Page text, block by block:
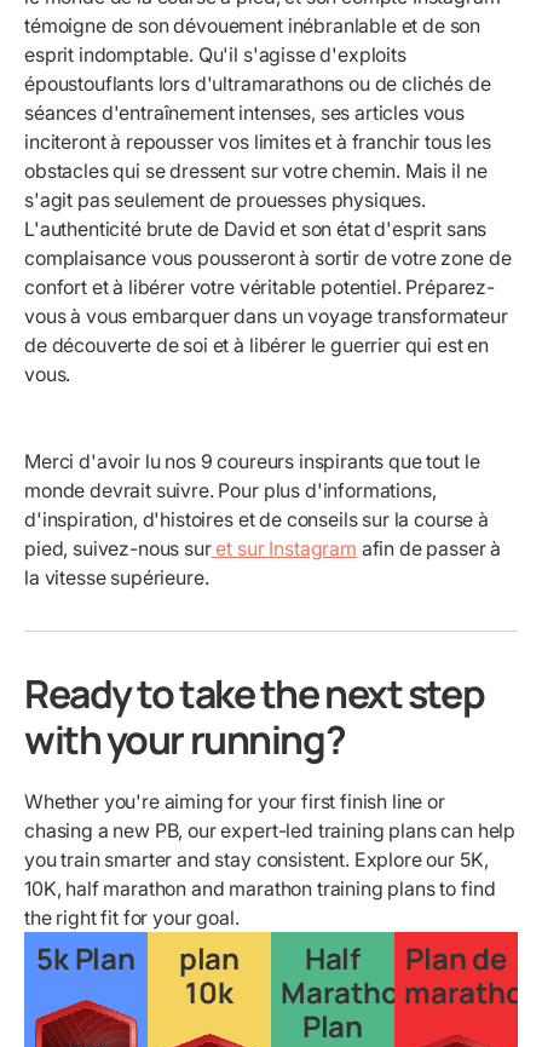
témoigne de son dévouement inébranlable et de son
esprit indomptable. Qu'il s'agisse d'exploits
époustouflants lors d'ultramarathons ou de clichés de
séances d'entraînement intenses, ses articles vous
inciteront à repousser vos limites et à franchir tous les
obstacles qui se dressent sur votre chemin. Mais il ne
s'agit pas seulement de prouesses physiques.
L'authenticité brute de David et son état d'esprit sans
complaisance vous pousseront à sortir de votre zone de
confort et à libérer votre véritable potentiel. Préparez-
vous à vous embarquer dans un voyage transformateur
de découverte de soi et à libérer le guerrier qui est en
vous.
Merci d'avoir lu nos 9 coureurs inspirants que tout le
monde devrait suivre. Pour plus d'informations,
d'inspiration, d'histoires et de conseils sur la course à
pied, suivez-nous suret sur Instagram afin de passer à
la vitesse supérieure.
Ready to take the next step
with your running?
Whether you're aiming for your first finish line or
chasing a new PB, our expert-led training plans can help
you train smarter and stay consistent. Explore our 5K,
10K, half marathon and marathon training plans to find
the right fit for your goal.
5k Plan
plan
10k
Half
Marathon
Plan
Plan de
marathon